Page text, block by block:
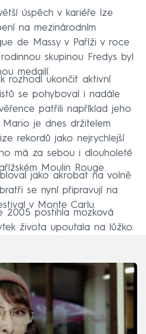
úspěch v kariéře lze
na mezinárodním
de Massy v Paříži v roce
skupinou Fredys byl
medailí.
rozhodl ukončit aktivní
se pohyboval i nadále
patřili například jeho
je dnes držitelem
rekordů jako nejrychlejší
má za sebou i dlouholeté
Moulin Rouge.
jako akrobat na volně
se nyní připravují na
v Monte Carlu.
2005 postihla mozková
života upoutala na lůžko.